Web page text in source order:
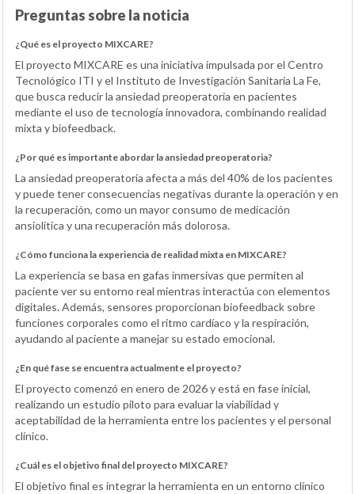
Preguntas sobre la noticia
¿Qué es el proyecto MIXCARE?
El proyecto MIXCARE es una iniciativa impulsada por el Centro
Tecnológico ITI y el Instituto de Investigación Sanitaria La Fe,
que busca reducir la ansiedad preoperatoria en pacientes
mediante el uso de tecnología innovadora, combinando realidad
mixta y biofeedback.
¿Por qué es importante abordar la ansiedad preoperatoria?
La ansiedad preoperatoria afecta a más del 40% de los pacientes
y puede tener consecuencias negativas durante la operación y en
la recuperación, como un mayor consumo de medicación
ansiolítica y una recuperación más dolorosa.
¿Cómo funciona la experiencia de realidad mixta en MIXCARE?
La experiencia se basa en gafas inmersivas que permiten al
paciente ver su entorno real mientras interactúa con elementos
digitales. Además, sensores proporcionan biofeedback sobre
funciones corporales como el ritmo cardíaco y la respiración,
ayudando al paciente a manejar su estado emocional.
¿En qué fase se encuentra actualmente el proyecto?
El proyecto comenzó en enero de 2026 y está en fase inicial,
realizando un estudio piloto para evaluar la viabilidad y
aceptabilidad de la herramienta entre los pacientes y el personal
clínico.
¿Cuál es el objetivo final del proyecto MIXCARE?
El objetivo final es integrar la herramienta en un entorno clínico